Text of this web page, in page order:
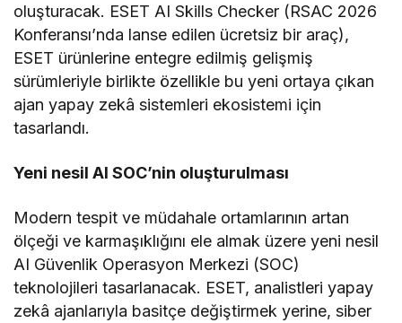
oluşturacak. ESET AI Skills Checker (RSAC 2026
Konferansı’nda lanse edilen ücretsiz bir araç),
ESET ürünlerine entegre edilmiş gelişmiş
sürümleriyle birlikte özellikle bu yeni ortaya çıkan
ajan yapay zekâ sistemleri ekosistemi için
tasarlandı.
Yeni nesil AI SOC’nin oluşturulması
Modern tespit ve müdahale ortamlarının artan
ölçeği ve karmaşıklığını ele almak üzere yeni nesil
AI Güvenlik Operasyon Merkezi (SOC)
teknolojileri tasarlanacak. ESET, analistleri yapay
zekâ ajanlarıyla basitçe değiştirmek yerine, siber